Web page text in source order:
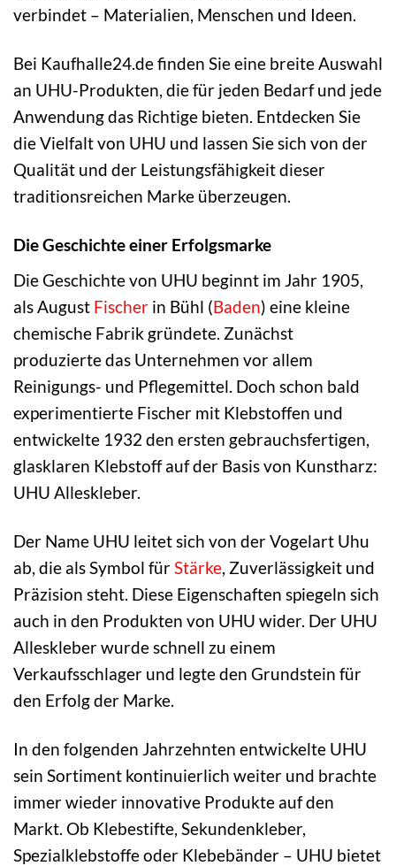
verbindet – Materialien, Menschen und Ideen.
Bei Kaufhalle24.de finden Sie eine breite Auswahl
an UHU-Produkten, die für jeden Bedarf und jede
Anwendung das Richtige bieten. Entdecken Sie
die Vielfalt von UHU und lassen Sie sich von der
Qualität und der Leistungsfähigkeit dieser
traditionsreichen Marke überzeugen.
Die Geschichte einer Erfolgsmarke
Die Geschichte von UHU beginnt im Jahr 1905,
als August Fischer in Bühl (Baden) eine kleine
chemische Fabrik gründete. Zunächst
produzierte das Unternehmen vor allem
Reinigungs- und Pflegemittel. Doch schon bald
experimentierte Fischer mit Klebstoffen und
entwickelte 1932 den ersten gebrauchsfertigen,
glasklaren Klebstoff auf der Basis von Kunstharz:
UHU Alleskleber.
Der Name UHU leitet sich von der Vogelart Uhu
ab, die als Symbol fürStärke, Zuverlässigkeit und
Präzision steht. Diese Eigenschaften spiegeln sich
auch in den Produkten von UHU wider. Der UHU
Alleskleber wurde schnell zu einem
Verkaufsschlager und legte den Grundstein für
den Erfolg der Marke.
In den folgenden Jahrzehnten entwickelte UHU
sein Sortiment kontinuierlich weiter und brachte
immer wieder innovative Produkte auf den
Markt. Ob Klebestifte, Sekundenkleber,
Spezialklebstoffe oder Klebebänder – UHU bietet